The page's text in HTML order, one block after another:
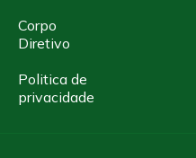
Corpo
Diretivo
Politica de
privacidade